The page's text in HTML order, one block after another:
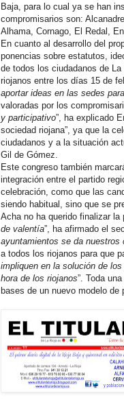
Baja, para lo cual ya se han
compromisarios son:
Alhama, Cornago, El Redal,
En cuanto al desarrollo del
ponencias sobre estatutos,
de todos los ciudadanos de
riojanos entre los días 15 de
aportar ideas en las sedes
valoradas por los
y participativo”, ha explicado
sociedad riojana”, ya que la
ciudadanos y a la situación
Gil de Gómez.
Este congreso también
integración entre el partido
celebración, como que las
siendo habitual, sino que se
Acha no ha querido finalizar
de valentía”, ha afirmado el
ayuntamientos se da nuestros
a todos los riojanos para que
impliquen en la solución de
hora de los riojanos”. Toda
bases de un nuevo modelo